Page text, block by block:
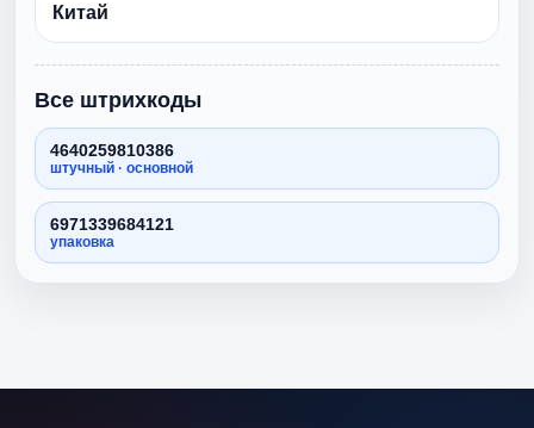
Китай
Все штрихкоды
4640259810386
штучный · основной
6971339684121
упаковка